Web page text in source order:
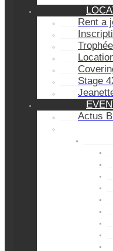
Rent a
Stage
Actus